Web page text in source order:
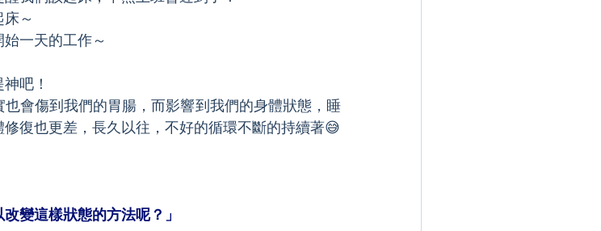
～
一天的工作～
吧！
會傷到我們的胃腸，而影響到我們的身體狀態，睡
復也更差，長久以往，不好的循環不斷的持續著😅
變這樣狀態的方法呢？」